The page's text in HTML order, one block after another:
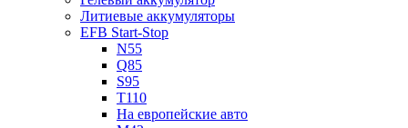
Литиевые аккумуляторы
EFB Start-Stop
N55
Q85
S95
T110
На европейские авто